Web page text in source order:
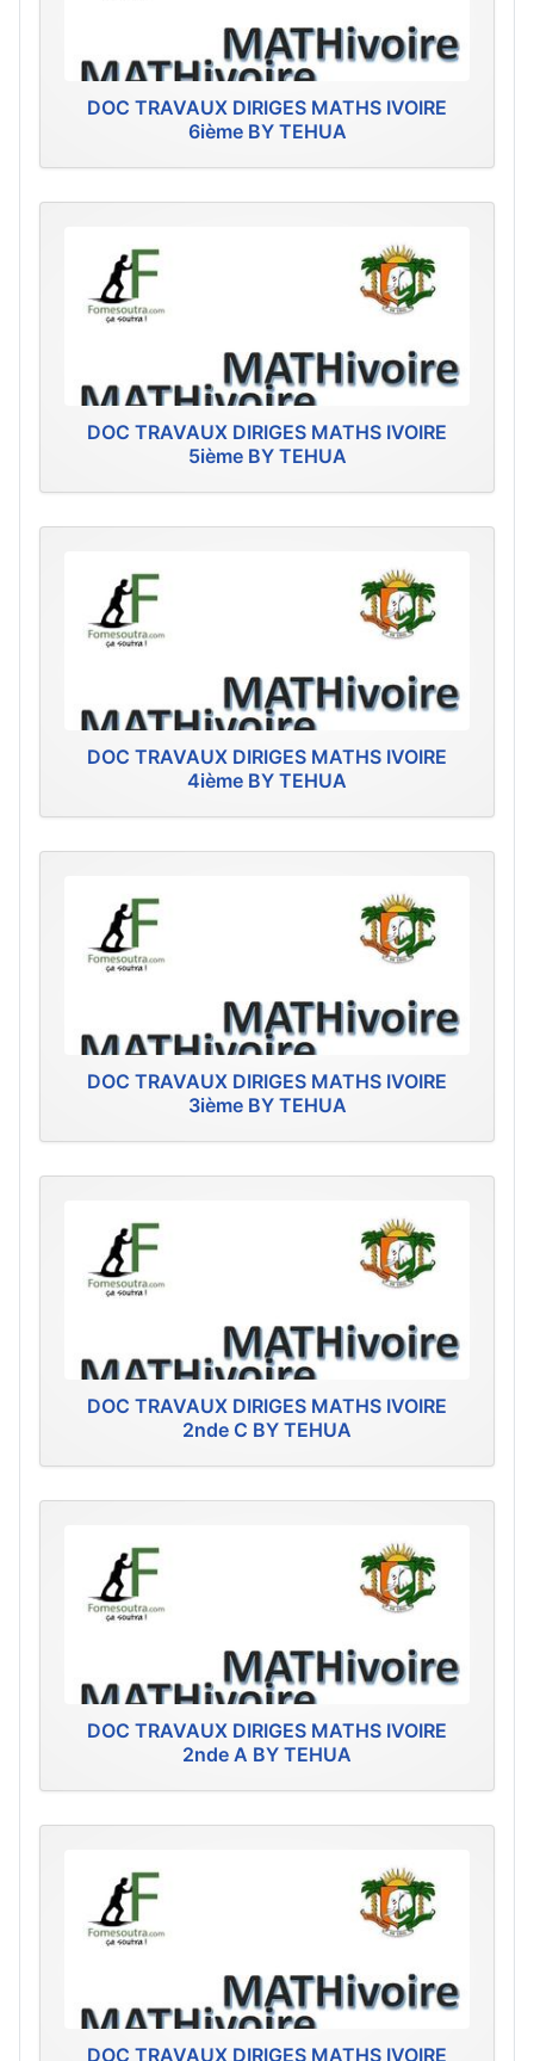
DOC TRAVAUX DIRIGES MATHS IVOIRE
6ième BY TEHUA
DOC TRAVAUX DIRIGES MATHS IVOIRE
5ième BY TEHUA
DOC TRAVAUX DIRIGES MATHS IVOIRE
4ième BY TEHUA
DOC TRAVAUX DIRIGES MATHS IVOIRE
3ième BY TEHUA
DOC TRAVAUX DIRIGES MATHS IVOIRE
2nde C BY TEHUA
DOC TRAVAUX DIRIGES MATHS IVOIRE
2nde A BY TEHUA
DOC TRAVAUX DIRIGES MATHS IVOIRE